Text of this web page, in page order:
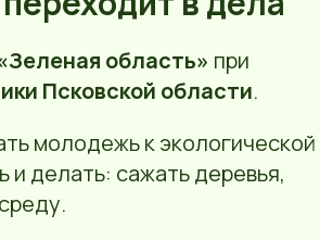
область» при
Псковской области.
молодежь к экологической
и делать: сажать деревья,